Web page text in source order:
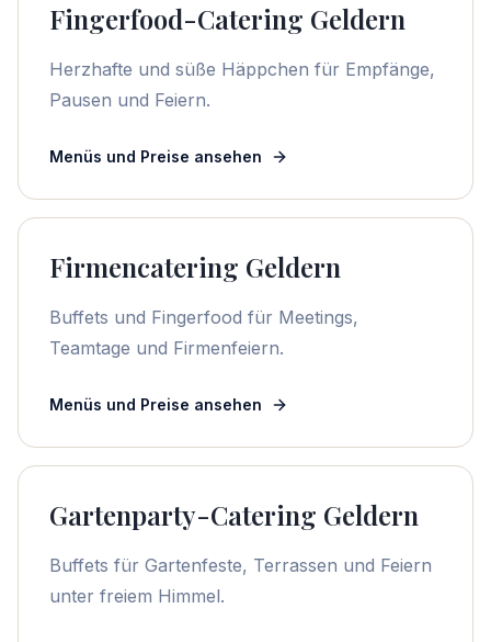
Fingerfood-Catering Geldern
Herzhafte und süße Häppchen für Empfänge,
Pausen und Feiern.
Menüs und Preise ansehen
Firmencatering Geldern
Buffets und Fingerfood für Meetings,
Teamtage und Firmenfeiern.
Menüs und Preise ansehen
Gartenparty-Catering Geldern
Buffets für Gartenfeste, Terrassen und Feiern
unter freiem Himmel.